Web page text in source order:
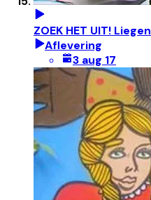
ZOEK HET UIT! Liegen
Aflevering
3 aug 17